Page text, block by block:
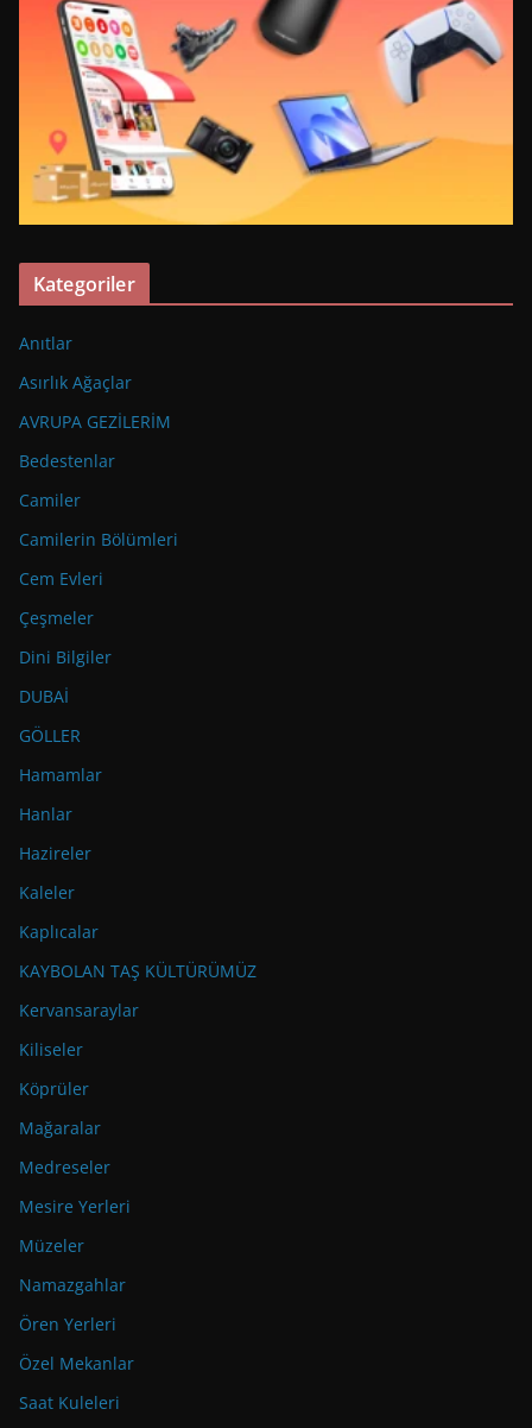
Kategoriler
Anıtlar
Asırlık Ağaçlar
AVRUPA GEZİLERİM
Bedestenlar
Camiler
Camilerin Bölümleri
Cem Evleri
Çeşmeler
Dini Bilgiler
DUBAİ
GÖLLER
Hamamlar
Hanlar
Hazireler
Kaleler
Kaplıcalar
KAYBOLAN TAŞ KÜLTÜRÜMÜZ
Kervansaraylar
Kiliseler
Köprüler
Mağaralar
Medreseler
Mesire Yerleri
Müzeler
Namazgahlar
Ören Yerleri
Özel Mekanlar
Saat Kuleleri